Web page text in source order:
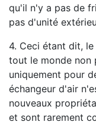
qu'il n'y a pas de
pas d'unité
4. Ceci étant dit,
tout le monde non
uniquement pour
échangeur d'air
nouveaux
et sont rarement